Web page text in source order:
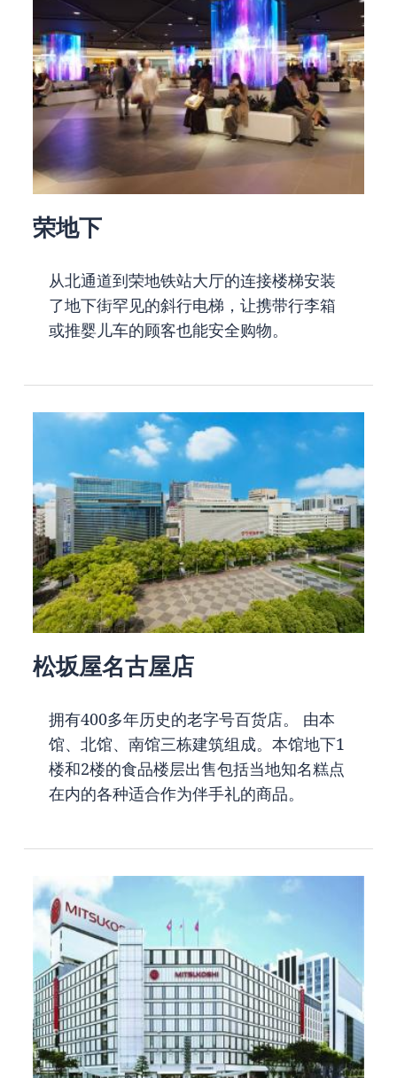
荣地下
从北通道到荣地铁站大厅的连接楼梯安装
了地下街罕见的斜行电梯，让携带行李箱
或推婴儿车的顾客也能安全购物。
松坂屋名古屋店
拥有400多年历史的老字号百货店。 由本
馆、北馆、南馆三栋建筑组成。本馆地下1
楼和2楼的食品楼层出售包括当地知名糕点
在内的各种适合作为伴手礼的商品。